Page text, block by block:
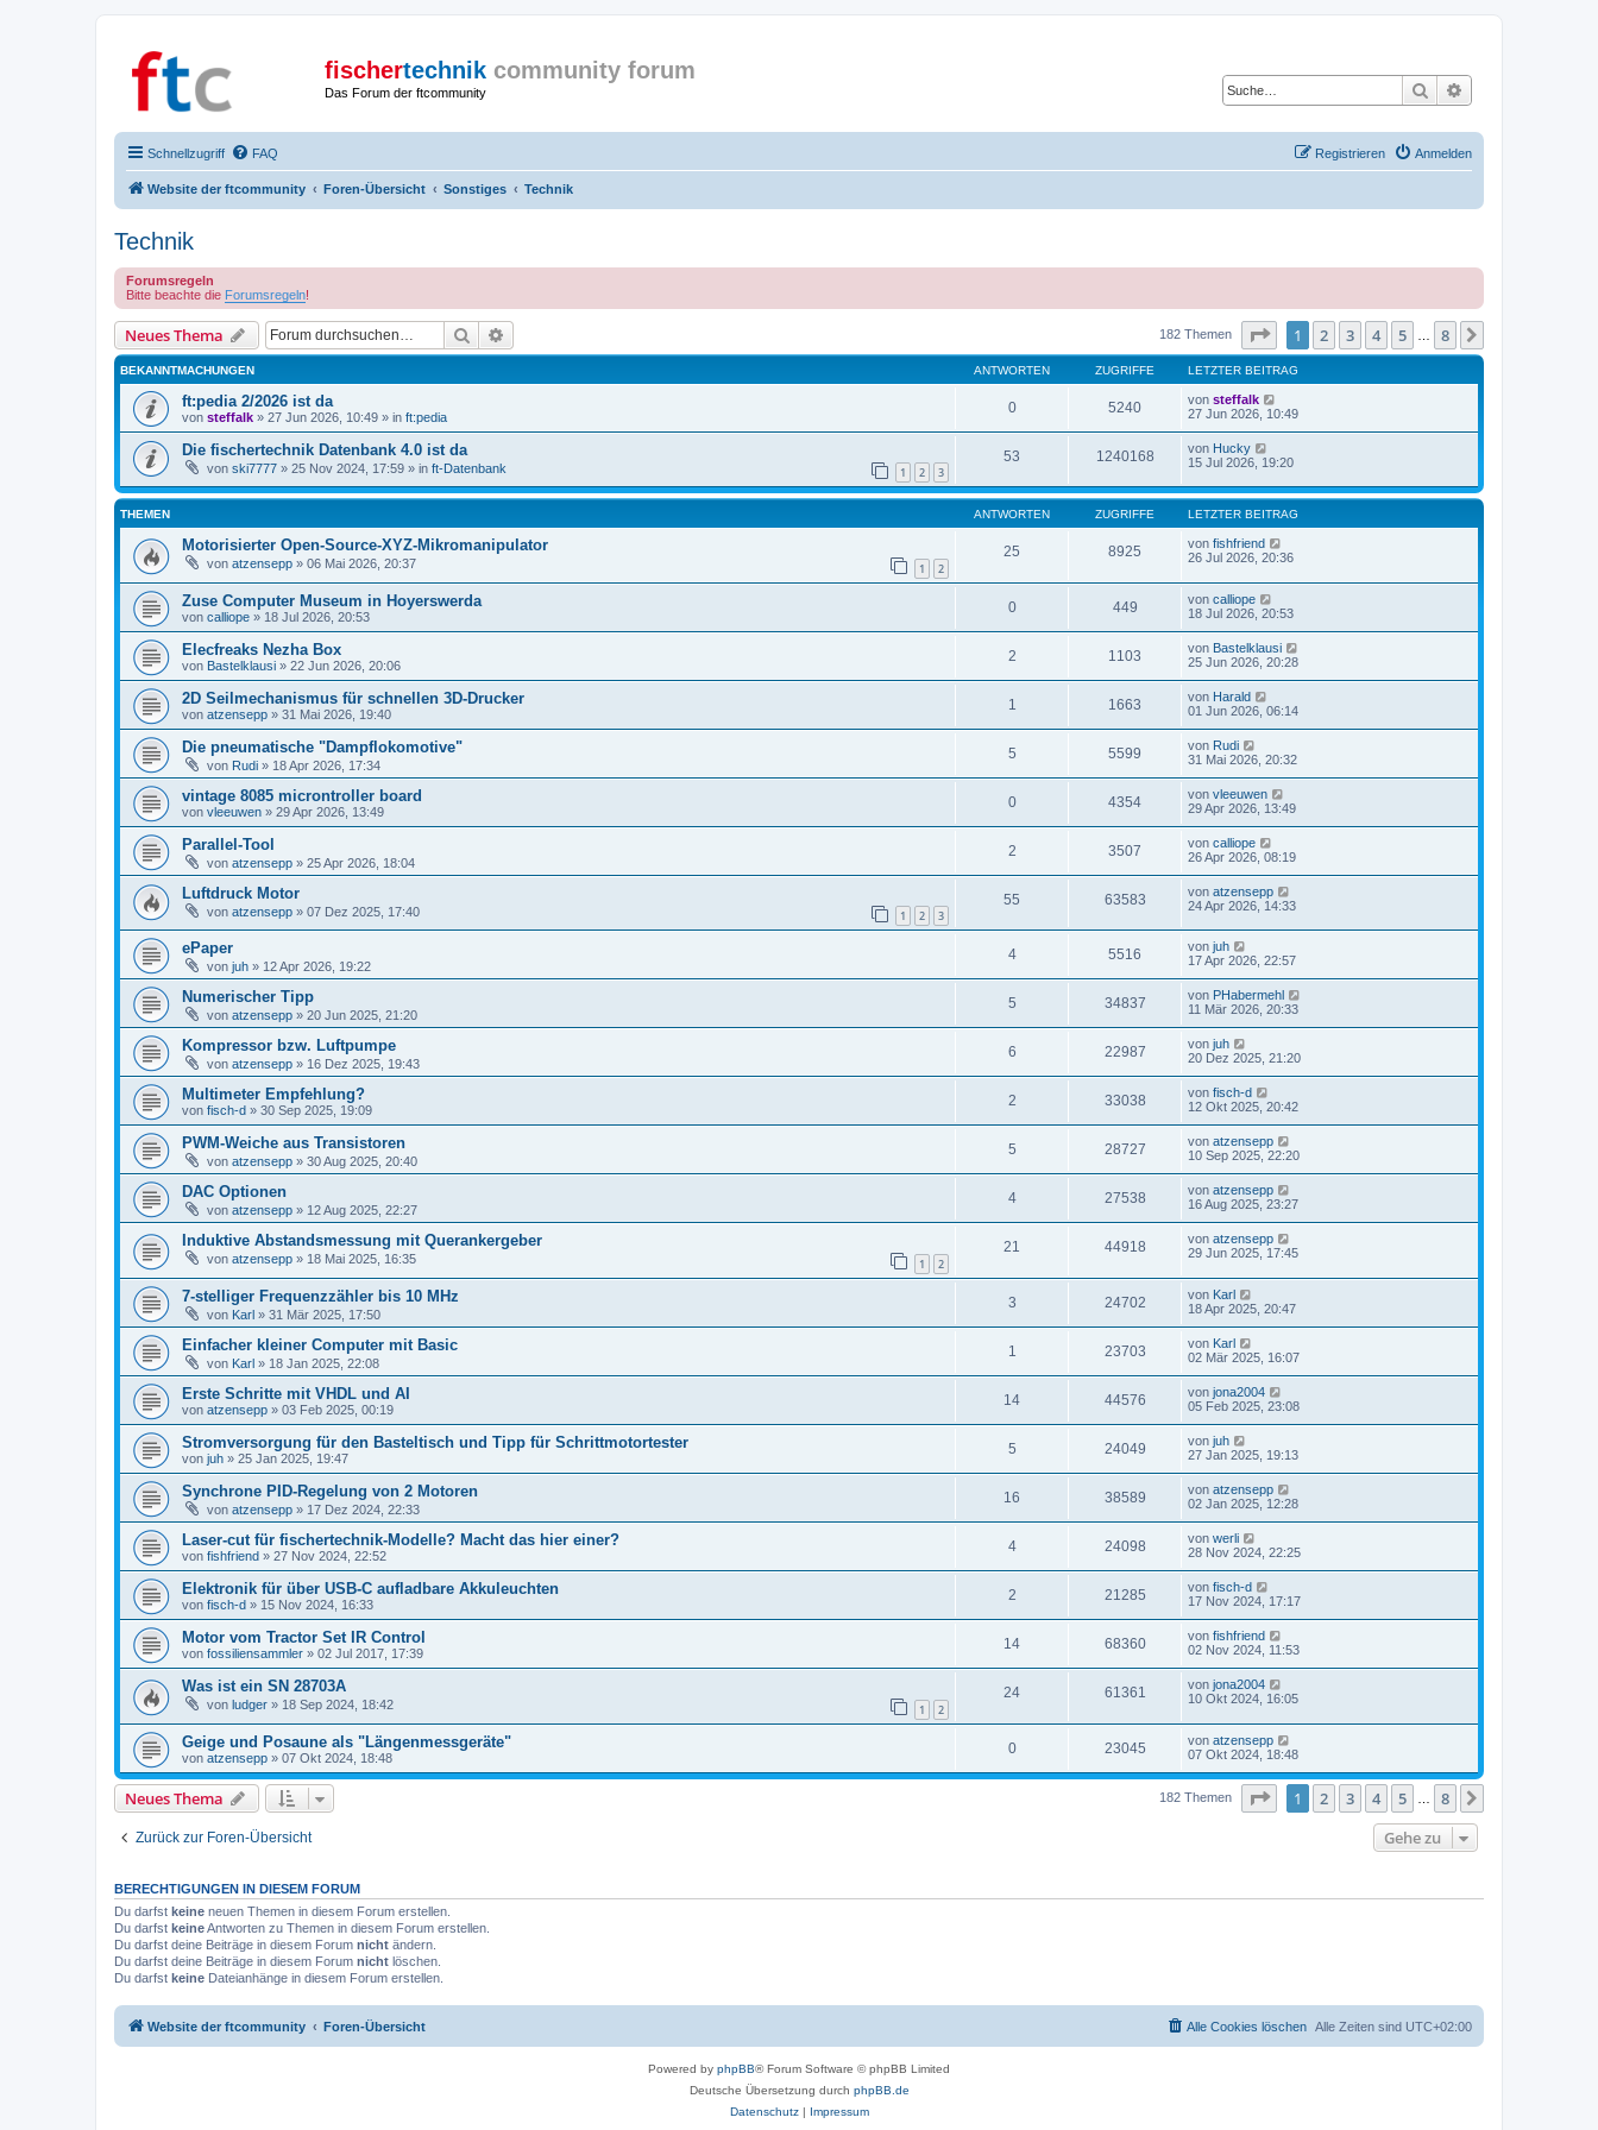
fischertechnik community forum
Das Forum der ftcommunity Suche
Schnellzugriff FAQ Anmelden
Registrieren
Website der ftcommunity Foren-Übersicht Sonstiges Technik
Technik
Forumsregeln
Bitte beachte die Forumsregeln!
Neues Thema Suche 182 Themen Seite von8
1 2 3 4 5 8
BEKANNTMACHUNGEN ANTWORTEN ZUGRIFFE LETZTER BEITRAG
ft:pedia 2/2026 ist da
von steffalk » 27 Jun 2026, 10:49 » in ft:pedia
0 5240 von steffalk
27 Jun 2026, 10:49
Die fischertechnik Datenbank 4.0 ist da
von ski7777 » 25 Nov 2024, 17:59 » in ft-Datenbank 1 2 3
53 1240168 von Hucky
15 Jul 2026, 19:20
THEMEN ANTWORTEN ZUGRIFFE LETZTER BEITRAG
Motorisierter Open-Source-XYZ-Mikromanipulator
von atzensepp » 06 Mai 2026, 20:37 1 2
25 8925 von fishfriend
26 Jul 2026, 20:36
Zuse Computer Museum in Hoyerswerda
von calliope » 18 Jul 2026, 20:53
0 449 von calliope
18 Jul 2026, 20:53
Elecfreaks Nezha Box
von Bastelklausi » 22 Jun 2026, 20:06
2 1103 von Bastelklausi
25 Jun 2026, 20:28
2D Seilmechanismus für schnellen 3D-Drucker
von atzensepp » 31 Mai 2026, 19:40
1 1663 von Harald
01 Jun 2026, 06:14
Die pneumatische "Dampflokomotive"
von Rudi » 18 Apr 2026, 17:34
5 5599 von Rudi
31 Mai 2026, 20:32
vintage 8085 microntroller board
von vleeuwen » 29 Apr 2026, 13:49
0 4354 von vleeuwen
29 Apr 2026, 13:49
Parallel-Tool
von atzensepp » 25 Apr 2026, 18:04
2 3507 von calliope
26 Apr 2026, 08:19
Luftdruck Motor
von atzensepp » 07 Dez 2025, 17:40 1 2 3
55 63583 von atzensepp
24 Apr 2026, 14:33
ePaper
von juh » 12 Apr 2026, 19:22
4 5516 von juh
17 Apr 2026, 22:57
Numerischer Tipp
von atzensepp » 20 Jun 2025, 21:20
5 34837 von PHabermehl
11 Mär 2026, 20:33
Kompressor bzw. Luftpumpe
von atzensepp » 16 Dez 2025, 19:43
6 22987 von juh
20 Dez 2025, 21:20
Multimeter Empfehlung?
von fisch-d » 30 Sep 2025, 19:09
2 33038 von fisch-d
12 Okt 2025, 20:42
PWM-Weiche aus Transistoren
von atzensepp » 30 Aug 2025, 20:40
5 28727 von atzensepp
10 Sep 2025, 22:20
DAC Optionen
von atzensepp » 12 Aug 2025, 22:27
4 27538 von atzensepp
16 Aug 2025, 23:27
Induktive Abstandsmessung mit Querankergeber
von atzensepp » 18 Mai 2025, 16:35 1 2
21 44918 von atzensepp
29 Jun 2025, 17:45
7-stelliger Frequenzzähler bis 10 MHz
von Karl » 31 Mär 2025, 17:50
3 24702 von Karl
18 Apr 2025, 20:47
Einfacher kleiner Computer mit Basic
von Karl » 18 Jan 2025, 22:08
1 23703 von Karl
02 Mär 2025, 16:07
Erste Schritte mit VHDL und AI
von atzensepp » 03 Feb 2025, 00:19
14 44576 von jona2004
05 Feb 2025, 23:08
Stromversorgung für den Basteltisch und Tipp für Schrittmotortester
von juh » 25 Jan 2025, 19:47
5 24049 von juh
27 Jan 2025, 19:13
Synchrone PID-Regelung von 2 Motoren
von atzensepp » 17 Dez 2024, 22:33
16 38589 von atzensepp
02 Jan 2025, 12:28
Laser-cut für fischertechnik-Modelle? Macht das hier einer?
von fishfriend » 27 Nov 2024, 22:52
4 24098 von werli
28 Nov 2024, 22:25
Elektronik für über USB-C aufladbare Akkuleuchten
von fisch-d » 15 Nov 2024, 16:33
2 21285 von fisch-d
17 Nov 2024, 17:17
Motor vom Tractor Set IR Control
von fossiliensammler » 02 Jul 2017, 17:39
14 68360 von fishfriend
02 Nov 2024, 11:53
Was ist ein SN 28703A
von ludger » 18 Sep 2024, 18:42 1 2
24 61361 von jona2004
10 Okt 2024, 16:05
Geige und Posaune als "Längenmessgeräte"
von atzensepp » 07 Okt 2024, 18:48
0 23045 von atzensepp
07 Okt 2024, 18:48
Neues Thema 182 Themen Seite von8
1 2 3 4 5 8
Zurück zur Foren-Übersicht Gehe zu
BERECHTIGUNGEN IN DIESEM FORUM
Du darfst keine neuen Themen in diesem Forum erstellen.
Du darfst keineAntworten zu Themen in diesem Forum erstellen.
Du darfst deine Beiträge in diesem Forum nicht ändern.
Du darfst deine Beiträge in diesem Forum nicht löschen.
Du darfst keine Dateianhänge in diesem Forum erstellen.
Website der ftcommunity Foren-Übersicht Alle Zeiten sind UTC+02:00
Alle Cookies löschen
Powered by phpBB® Forum Software © phpBB Limited
Deutsche Übersetzung durch phpBB.de
Datenschutz| Impressum